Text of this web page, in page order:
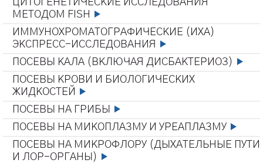
ЦИТОГЕНЕТИЧЕСКИЕ ИССЛЕДОВАНИЯ
МЕТОДОМ FISH
ИММУНОХРОМАТОГРАФИЧЕСКИЕ (ИХА)
ЭКСПРЕСС-ИССЛЕДОВАНИЯ
ПОСЕВЫ КАЛА (ВКЛЮЧАЯ ДИСБАКТЕРИОЗ)
ПОСЕВЫ КРОВИ И БИОЛОГИЧЕСКИХ
ЖИДКОСТЕЙ
ПОСЕВЫ НА ГРИБЫ
ПОСЕВЫ НА МИКОПЛАЗМУ И УРЕАПЛАЗМУ
ПОСЕВЫ НА МИКРОФЛОРУ (ДЫХАТЕЛЬНЫЕ ПУТИ
И ЛОР-ОРГАНЫ)